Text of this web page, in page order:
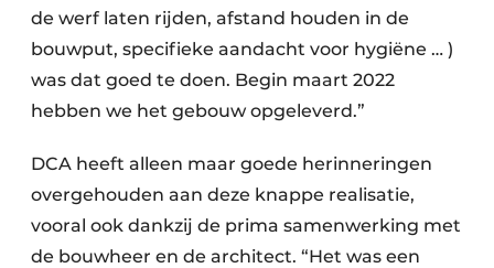
de werf laten rijden, afstand houden in de
bouwput, specifieke aandacht voor hygiëne … )
was dat goed te doen. Begin maart 2022
hebben we het gebouw opgeleverd.”
DCA heeft alleen maar goede herinneringen
overgehouden aan deze knappe realisatie,
vooral ook dankzij de prima samenwerking met
de bouwheer en de architect. “Het was een